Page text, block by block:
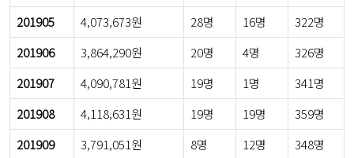
201905
4,073,673원 28명 16명
322명
201906
3,864,290원 20명 4명
326명
201907
4,090,781원 19명 1명
341명
201908
4,118,631원 19명 19명
359명
201909
3,791,051원 8명 12명
348명